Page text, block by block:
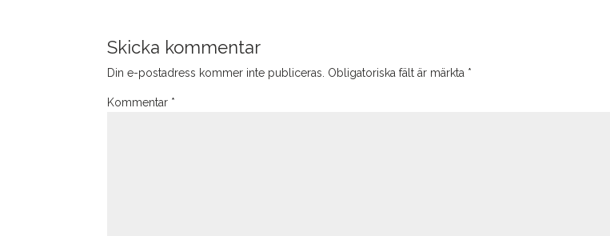
Skicka kommentar
Din e-postadress kommer inte publiceras. Obligatoriska fält är märkta *
Kommentar *